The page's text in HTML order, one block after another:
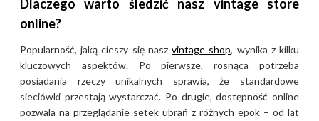
Dlaczego warto śledzić nasz vintage store
online?
Popularność, jaką cieszy się naszvintage shop, wynika z kilku
kluczowych aspektów. Po pierwsze, rosnąca potrzeba
posiadania rzeczy unikalnych sprawia, że standardowe
sieciówki przestają wystarczać. Po drugie, dostępność online
pozwala na przeglądanie setek ubrań z różnych epok – od lat